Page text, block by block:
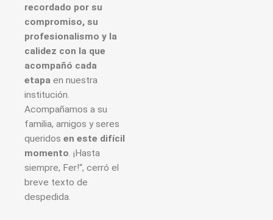
recordado por su
compromiso, su
profesionalismo y la
calidez con la que
acompañó cada
etapa en nuestra
institución.
Acompañamos a su
familia, amigos y seres
queridos en este difícil
momento. ¡Hasta
siempre, Fer!“, cerró el
breve texto de
despedida.